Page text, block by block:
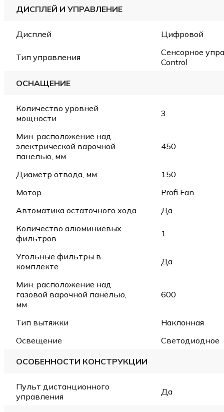
ДИСПЛЕЙ И УПРАВЛЕНИЕ
Дисплей Цифровой
Тип управления
Сенсорное
Control
ОСНАЩЕНИЕ
Количество уровней
мощности
3
Мин. расположение над
электрической варочной
панелью, мм
450
Диаметр отвода, мм
150
Мотор
Profi Fan
Автоматика остаточного хода
Да
Количество алюминиевых
фильтров
1
Угольные фильтры в
комплекте
Да
Мин. расположение над
газовой варочной панелью,
мм
600
Тип вытяжки
Наклонная
Освещение
Светодиодное
ОСОБЕННОСТИ КОНСТРУКЦИИ
Пульт дистанционного
управления
Да